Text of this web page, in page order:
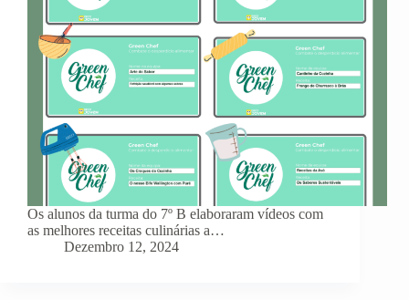
Os alunos da turma do 7º B elaboraram vídeos com
as melhores receitas culinárias a…
Dezembro 12, 2024